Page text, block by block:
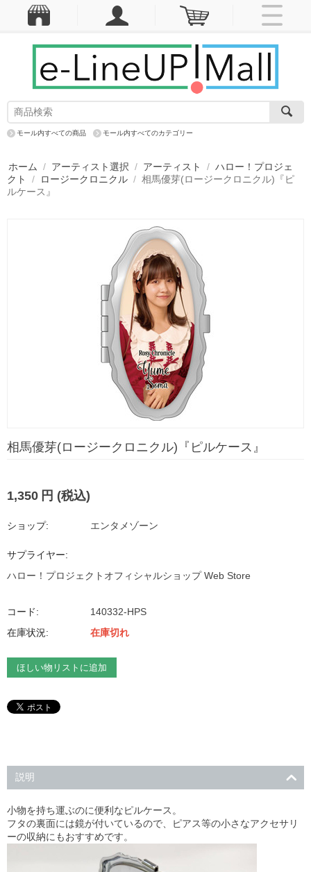
モール内すべての商品 モール内すべてのカテゴリー
ホーム / アーティスト選択 / アーティスト / ハロー！プロジェ
クト
/ ロージークロニクル / 相馬優芽(ロージークロニクル)『ピ
ルケース』
相馬優芽(ロージークロニクル)『ピルケース』
1,350 円 (税込)
ショップ: エンタメゾーン
サプライヤー:
ハロー！プロジェクトオフィシャルショップ Web Store
コード:
140332-HPS
在庫状況:
在庫切れ
ほしい物リストに追加
説明
小物を持ち運ぶのに便利なピルケース。
フタの裏面には鏡が付いているので、ピアス等の小さなアクセサリ
ーの収納にもおすすめです。